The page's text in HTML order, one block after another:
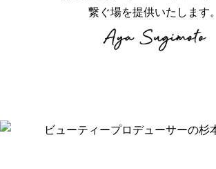
繋ぐ場を提供いたします。